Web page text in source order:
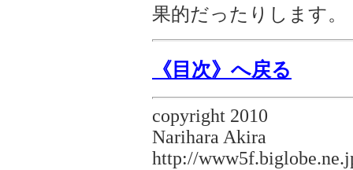
果的だったりします。
《目次》へ戻る
copyright 2010
Narihara Akira
http://